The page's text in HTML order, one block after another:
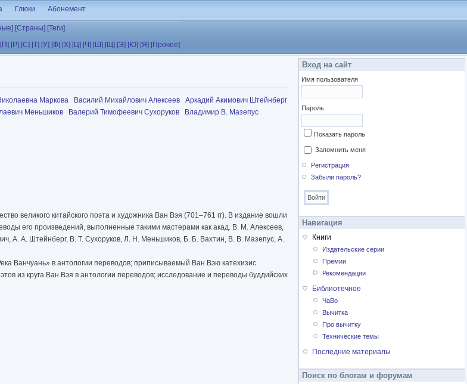
Глюки Абонемент
[Страны] [Теги]
[П] [Р] [С] [Т] [У] [Ф] [Х] [Ц] [Ч] [Ш] [Щ] [Э] [Ю] [Я] [Прочее]
Маркова Василий Михайлович Алексеев
Аркадий Акимович Штейнберг
Меньшиков Валерий Тимофеевич Сухоруков
Владимир В. Мазепус
великого китайского поэта и художника Ван Вэя (701–761 гг). В издание вошли
его произведений, выполненные такими мастерами как акад. В. М. Алексеев,
А. А. Штейнберг, В. Т. Сухоруков, Л. Н. Меньшиков, Б. Б. Вахтин, В. В. Мазепус, А.
Ванчуань» в антологии переводов; приписываемый Ван Вэю катехизис
из круга Ван Вэя в антологии переводов; исследование и переводы буддийских
Вход на сайт
Имя пользователя
Пароль
Показать пароль
Запомнить меня
Регистрация
Забыли пароль?
Навигация
Книги
Издательские серии
Премии
Рекомендации
Библиотечное
ЧаВо
Вычитка
Про вычитку
Технические темы
Последние материалы
Поиск по блогам и форумам